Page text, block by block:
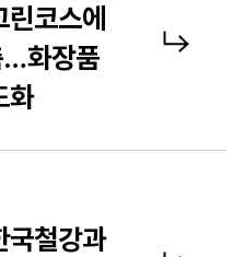
코스에
…화장품
화
국철강과